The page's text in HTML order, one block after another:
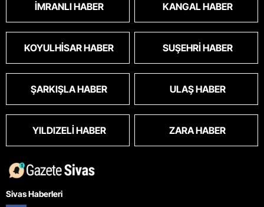
İMRANLI HABER KANGAL HABER
KOYULHISAR HABER SUŞEHRI HABER
ŞARKIŞLA HABER ULAŞ HABER
YILDIZELI HABER ZARA HABER
Sivas Haberleri